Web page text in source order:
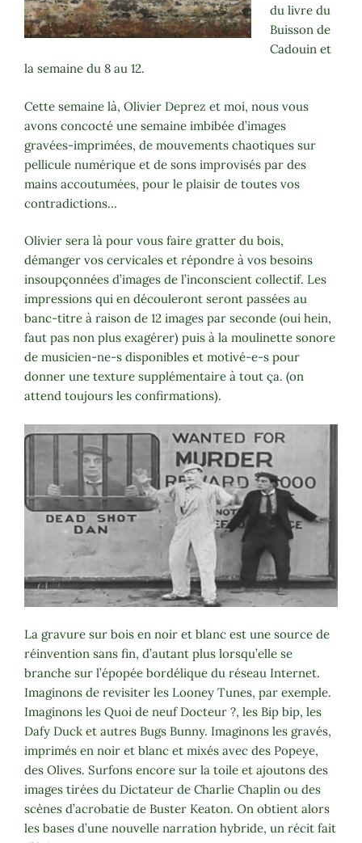
du livre du
Buisson de
Cadouin et
la semaine du 8 au 12.
Cette semaine là, Olivier Deprez et moi, nous vous
avons concocté une semaine imbibée d’images
gravées-imprimées, de mouvements chaotiques sur
pellicule numérique et de sons improvisés par des
mains accoutumées, pour le plaisir de toutes vos
contradictions…
Olivier sera là pour vous faire gratter du bois,
démanger vos cervicales et répondre à vos besoins
insoupçonnées d’images de l’inconscient collectif. Les
impressions qui en découleront seront passées au
banc-titre à raison de 12 images par seconde (oui hein,
faut pas non plus exagérer) puis à la moulinette sonore
de musicien-ne-s disponibles et motivé-e-s pour
donner une texture supplémentaire à tout ça. (on
attend toujours les confirmations).
La gravure sur bois en noir et blanc est une source de
réinvention sans fin, d’autant plus lorsqu’elle se
branche sur l’épopée bordélique du réseau Internet.
Imaginons de revisiter les Looney Tunes, par exemple.
Imaginons les Quoi de neuf Docteur ?, les Bip bip, les
Dafy Duck et autres Bugs Bunny. Imaginons les gravés,
imprimés en noir et blanc et mixés avec des Popeye,
des Olives. Surfons encore sur la toile et ajoutons des
images tirées du Dictateur de Charlie Chaplin ou des
scènes d’acrobatie de Buster Keaton. On obtient alors
les bases d’une nouvelle narration hybride, un récit fait